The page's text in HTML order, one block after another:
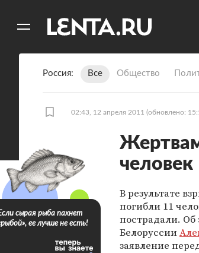
Россия Все Общество
02:43, 12 апреля 2011 (обновлено:
человек
В результате
погибли 11
пострадали.
Белоруссии
заявление
сырая рыба пахнет
ее лучше не есть!